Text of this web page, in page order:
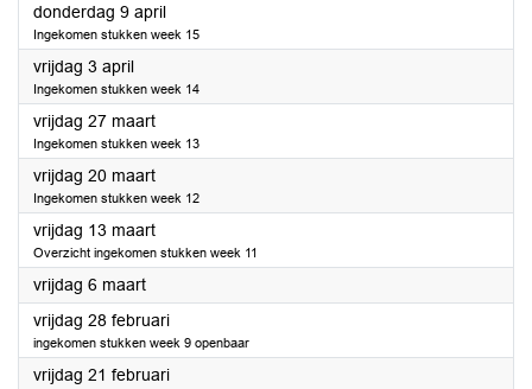
donderdag 9 april2020
Ingekomen stukken week 15
vrijdag 3 april2020
Ingekomen stukken week 14
vrijdag 27 maart2020
Ingekomen stukken week 13
vrijdag 20 maart2020
Ingekomen stukken week 12
vrijdag 13 maart2020
Overzicht ingekomen stukken week 11
vrijdag 6 maart2020
vrijdag 28 februari2020
ingekomen stukken week 9 openbaar
vrijdag 21 februari2020